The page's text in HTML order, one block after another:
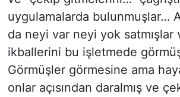
uygulamalarda bulunmuşlar…
da neyi var neyi yok satmışlar
ikballerini bu işletmede
Görmüşler görmesine ama
onlar açısından daralmış ve